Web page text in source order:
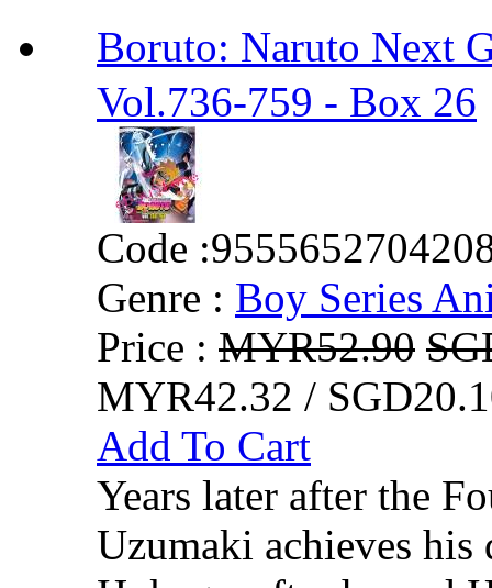
Boruto: Naruto Next
Vol.736-759 - Box 26
Code :
Genre : Boy Series
Price : MYR52.90
MYR42.32 /
Add To Cart
Years later after the
Uzumaki achieves his